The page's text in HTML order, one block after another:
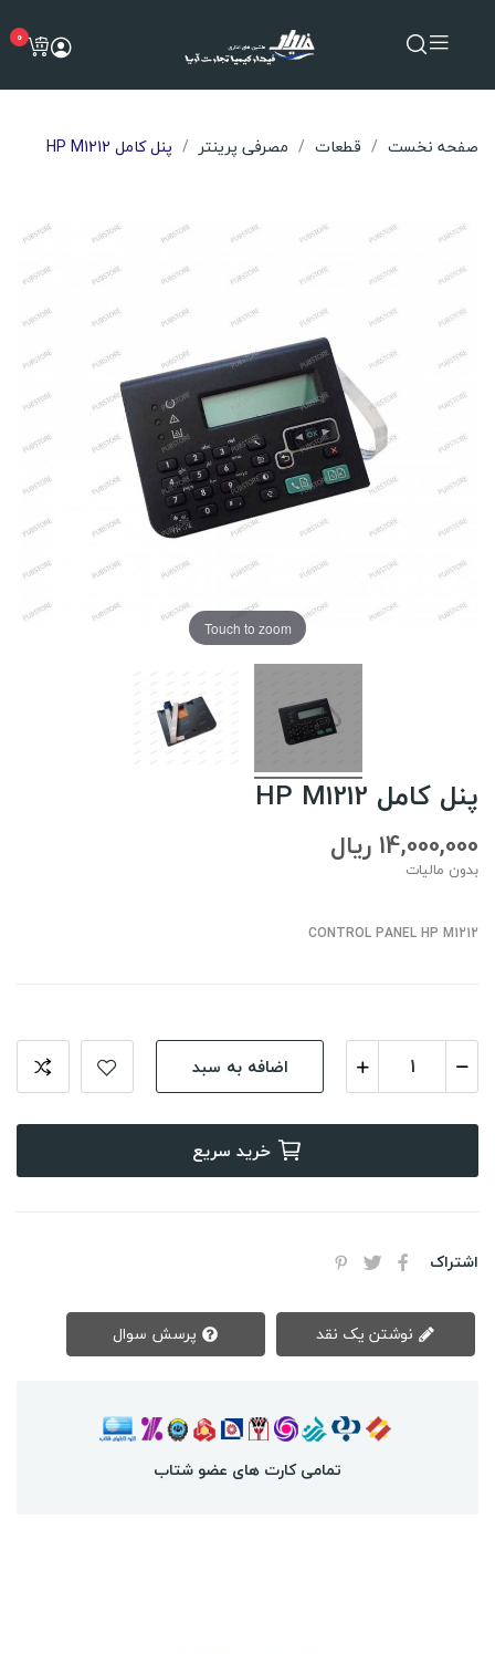
0
صفحه نخست قطعات مصرفی پرینتر پنل کامل HP M1212
Touch to zoom
پنل کامل HP M1212
14,000,000 ریال
بدون مالیات
CONTROL PANEL HP M1212
اضافه به سبد
خرید سریع
اشتراک
تمامی کارت های عضو شتاب